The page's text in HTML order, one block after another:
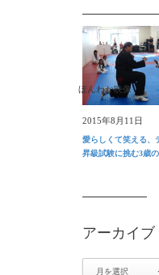
ほんわか映像
2015年8月11日
愛らしくて笑える、
昇級試験に挑む3歳の
アーカイブ